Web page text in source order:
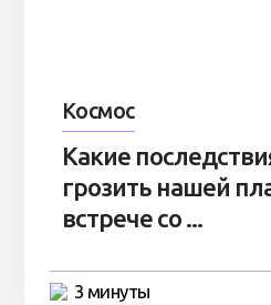
Космос
Какие
грозить нашей
встрече со ...
3 минуты